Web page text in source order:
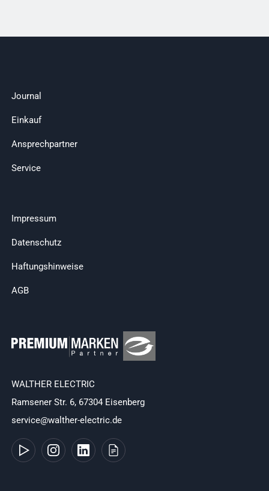
Journal
Einkauf
Ansprechpartner
Service
Impressum
Datenschutz
Haftungshinweise
AGB
WALTHER ELECTRIC
Ramsener Str. 6, 67304 Eisenberg
service@walther-electric.de